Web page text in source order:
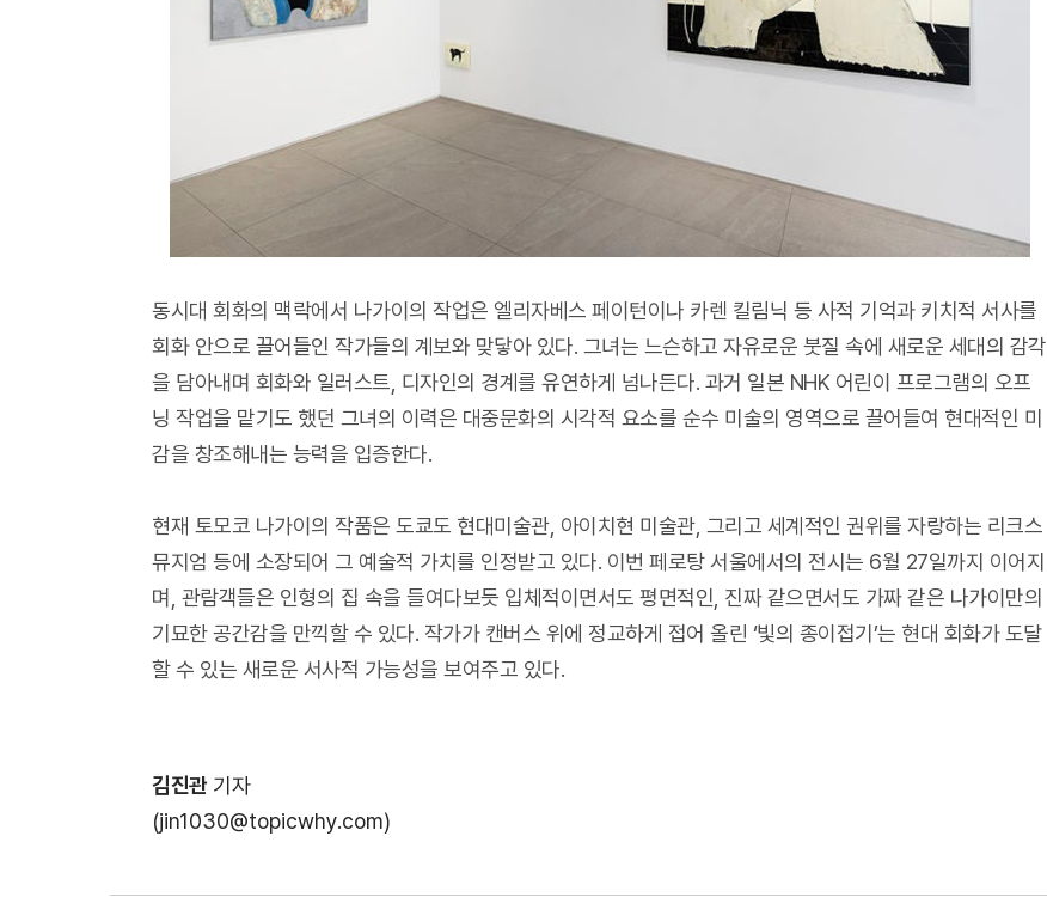
동시대 회화의 맥락에서 나가이의 작업은 엘리자베스 페이턴이나 카렌 킬림닉 등 사적 기억과 키치적 서사를
회화 안으로 끌어들인 작가들의 계보와 맞닿아 있다. 그녀는 느슨하고 자유로운 붓질 속에 새로운 세대의 감각
을 담아내며 회화와 일러스트, 디자인의 경계를 유연하게 넘나든다. 과거 일본 NHK 어린이 프로그램의 오프
닝 작업을 맡기도 했던 그녀의 이력은 대중문화의 시각적 요소를 순수 미술의 영역으로 끌어들여 현대적인 미
감을 창조해내는 능력을 입증한다.
현재 토모코 나가이의 작품은 도쿄도 현대미술관, 아이치현 미술관, 그리고 세계적인 권위를 자랑하는 리크스
뮤지엄 등에 소장되어 그 예술적 가치를 인정받고 있다. 이번 페로탕 서울에서의 전시는 6월 27일까지 이어지
며, 관람객들은 인형의 집 속을 들여다보듯 입체적이면서도 평면적인, 진짜 같으면서도 가짜 같은 나가이만의
기묘한 공간감을 만끽할 수 있다. 작가가 캔버스 위에 정교하게 접어 올린 ‘빛의 종이접기’는 현대 회화가 도달
할 수 있는 새로운 서사적 가능성을 보여주고 있다.
김진관 기자
(jin1030@topicwhy.com)